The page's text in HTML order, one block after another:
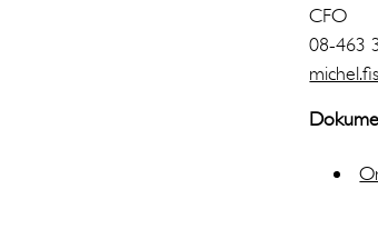
CFO
08-463